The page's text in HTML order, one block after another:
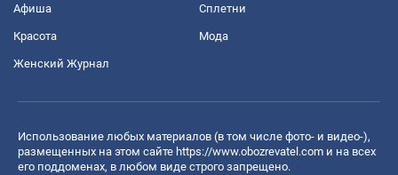
Афиша Сплетни
Красота Мода
Женский Журнал
Использование любых материалов (в том числе фото- и видео-),
размещенных на этом сайте https://www.obozrevatel.com и на всех
его поддоменах, в любом виде строго запрещено.